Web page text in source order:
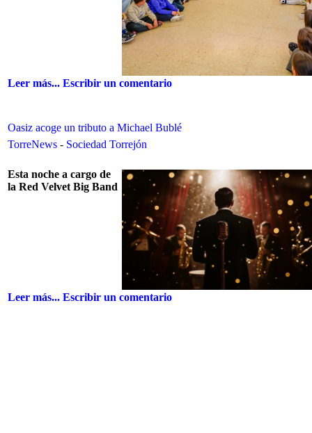
Leer más... Escribir un comentario
Oasiz acoge un tributo a Michael Bublé
TorreNews - Sociedad Torrejón
Esta noche a cargo de
la Red Velvet Big Band
Leer más... Escribir un comentario